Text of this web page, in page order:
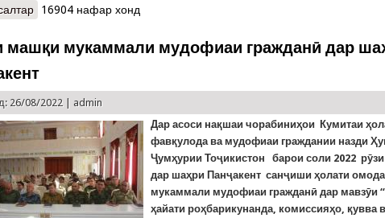
о Сеюмин шабонарӯз аст, ки дар Русия беш аз 40 ҳазор
16904 нафар хонд
машқи мукаммали мудофиаи гражданӣ дар
26/08/2022 | admin
Дар асоси нақшаи чорабиниҳои Кумитаи
фавқулода ва мудофиаи граждании назди
Ҷумҳурии Тоҷикистон барои соли 2022 рӯзи
дар шаҳри Панҷакент санҷиши ҳолати
мукаммали мудофиаи гражданӣ дар мавзӯи
ҳайати роҳбарикунанда, комиссияҳо, қувва